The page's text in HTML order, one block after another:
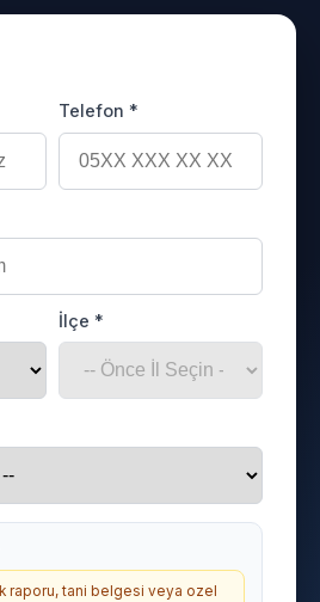
Telefon *
İlçe *
raporu, tani belgesi veya ozel